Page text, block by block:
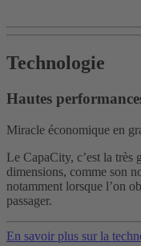
Technologie
Hautes
Miracle économique en
Le CapaCity, c’est la très
dimensions, comme son
notamment lorsque l’on
passager.
En savoir plus sur la